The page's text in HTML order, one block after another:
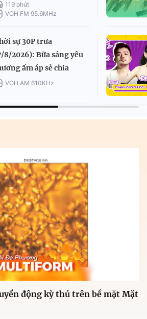
119 phút
VOH FM 95.6MHz
sự 30P trưa
8/2026): Bữa sáng yêu
ấm áp sẻ chia
VOH AM 610KHz
động kỳ thú trên bề mặt Mặt